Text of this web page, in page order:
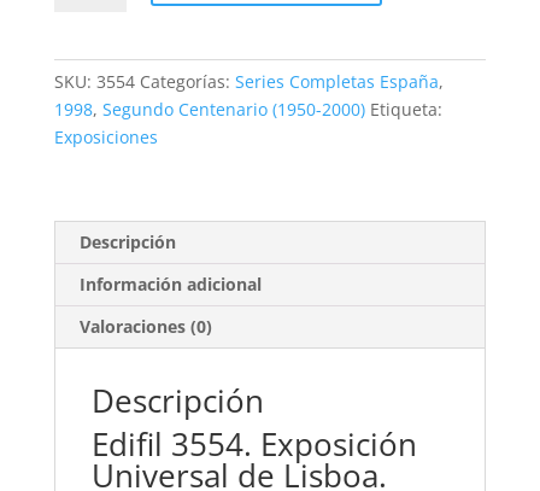
**1998
cantidad
SKU: 3554 Categorías: Series Completas España,
1998, Segundo Centenario (1950-2000) Etiqueta:
Exposiciones
Descripción
Información adicional
Valoraciones (0)
Descripción
Edifil 3554. Exposición
Universal de Lisboa.